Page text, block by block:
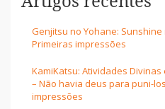
Genjitsu no Yohane: Sunshine
Primeiras impressões
KamiKatsu: Atividades
– Não havia deus para puni-
impressões